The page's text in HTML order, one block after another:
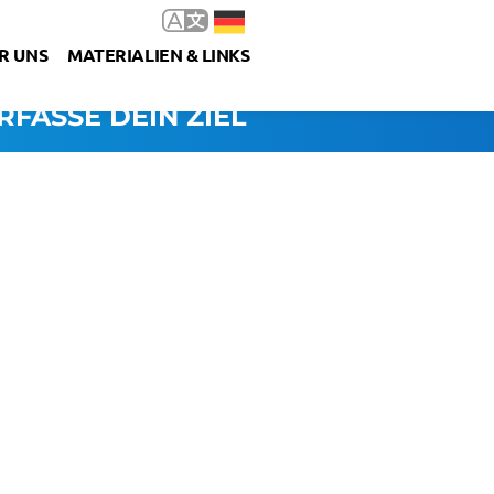
UNS MATERIALIEN & LINKS
DEIN ZIEL